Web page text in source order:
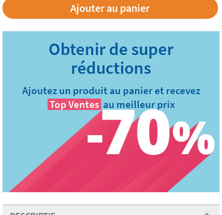
Ajouter au panier
Ajoutez un produit au panier et recevez
Top Ventes au meilleur prix